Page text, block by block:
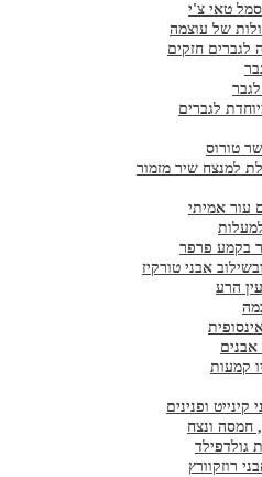
טאי צ'י
של עוצמה
לגברים חזקים
לגברים
טורוס
למנצח שיר מזמור
עור אמיתי
בקמע פרפר
אבני טורקיז
הרע
אבנים
קמעות
חמסה ונצח
רוזקוורץ